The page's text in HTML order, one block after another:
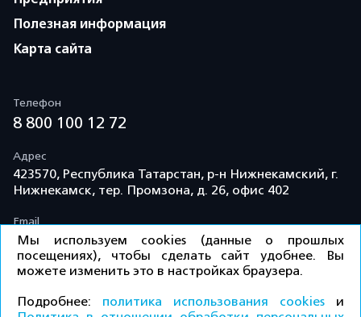
Полезная информация
Карта сайта
Телефон
8 800 100 12 72
Адрес
423570, Республика Татарстан, р-н Нижнекамский, г.
Нижнекамск, тер. Промзона, д. 26, офис 402
Email
info@td-kama.com
©ООО «Торговый дом «Кама» 2026 / Все права
защищены.
Мы используем cookies (данные о прошлых
посещениях), чтобы сделать сайт удобнее. Вы
можете изменить это в настройках браузера.
Подробнее: политика использования cookies и